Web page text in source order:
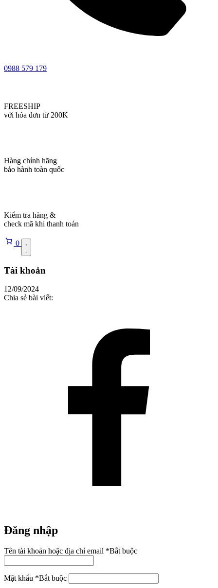
0988 579 179
FREESHIP
với hóa đơn từ 200K
Hàng chính hãng
bảo hành toàn quốc
Kiểm tra hàng &
check mã khi thanh toán
0
Tài khoản
12/09/2024
Chia sẻ bài viết:
Đăng nhập
Tên tài khoản hoặc địa chỉ email *Bắt buộc
Mật khẩu *Bắt buộc